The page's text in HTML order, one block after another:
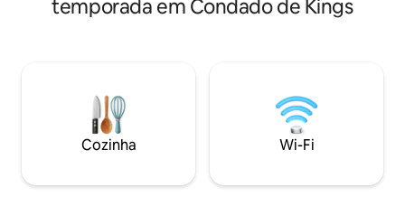
velocidade + máquina de lavar/secar
estacionamento de rua de Nova York.
Perfeito para famílias e grupos. Reserve
agora e encontre tudo que precisa ao
com um sofá-
relaxe com a
plana. O
vintage do
paredes de
temporada em Condado de Kings
Cozinha Wi-Fi